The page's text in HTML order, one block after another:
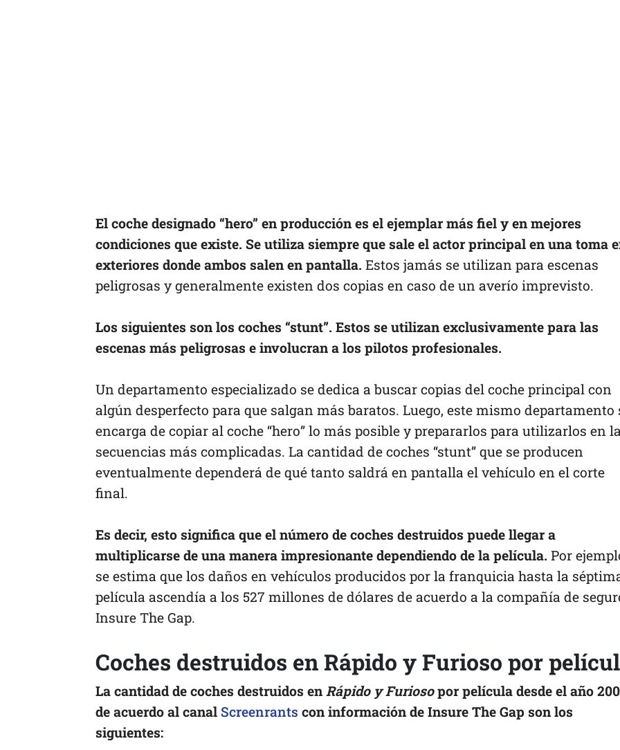
El coche designado “hero” en producción es el ejemplar más fiel y en mejores
condiciones que existe. Se utiliza siempre que sale el actor principal en una toma
exteriores donde ambos salen en pantalla. Estos jamás se utilizan para escenas
peligrosas y generalmente existen dos copias en caso de un averío imprevisto.
Los siguientes son los coches “stunt”. Estos se utilizan exclusivamente para las
escenas más peligrosas e involucran a los pilotos profesionales.
Un departamento especializado se dedica a buscar copias del coche principal con
algún desperfecto para que salgan más baratos. Luego, este mismo departamento
encarga de copiar al coche “hero” lo más posible y prepararlos para utilizarlos en
secuencias más complicadas. La cantidad de coches “stunt” que se producen
eventualmente dependerá de qué tanto saldrá en pantalla el vehículo en el corte
final.
Es decir, esto significa que el número de coches destruidos puede llegar a
multiplicarse de una manera impresionante dependiendo de la película. Por
se estima que los daños en vehículos producidos por la franquicia hasta la
película ascendía a los 527 millones de dólares de acuerdo a la compañía de
Insure The Gap.
Coches destruidos en Rápido y Furioso por
La cantidad de coches destruidos en Rápido y Furiosopor película desde el año
de acuerdo al canal Screenrants con información de Insure The Gap son los
siguientes: